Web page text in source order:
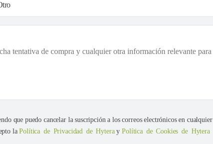
que puedo cancelar la suscripción a los correos electrónicos en cualquier
laPolítica de Privacidad de HyterayPolítica de Cookies de Hytera